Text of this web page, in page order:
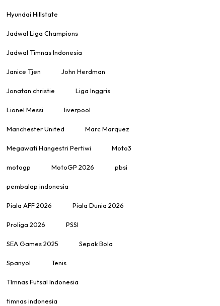
Hyundai Hillstate
Jadwal Liga Champions
Jadwal Timnas Indonesia
Janice Tjen John Herdman
Jonatan christie Liga Inggris
Lionel Messi liverpool
Manchester United Marc Marquez
Megawati Hangestri Pertiwi Moto3
motogp MotoGP 2026 pbsi
pembalap indonesia
Piala AFF 2026 Piala Dunia 2026
Proliga 2026 PSSI
SEA Games 2025 Sepak Bola
Spanyol Tenis
TImnas Futsal Indonesia
timnas indonesia